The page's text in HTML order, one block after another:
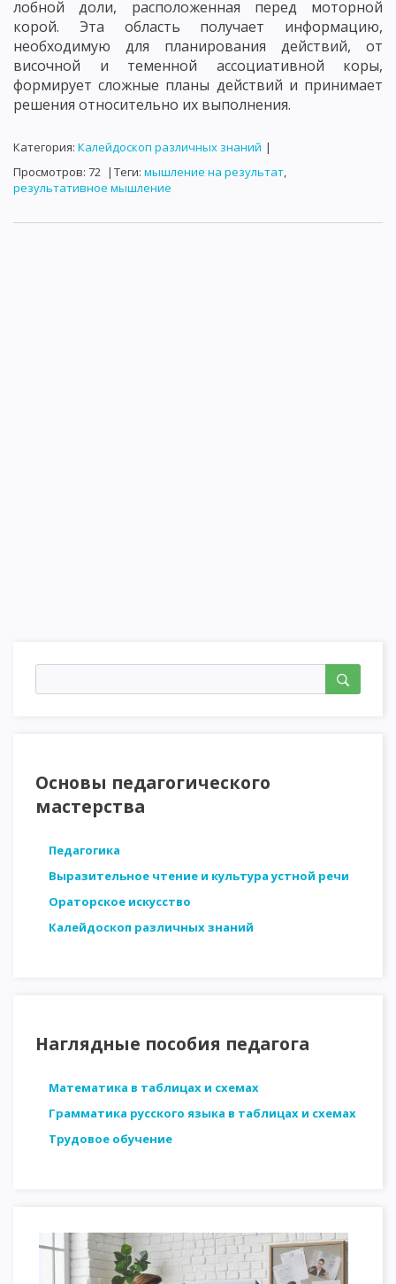
Основы педагогического
мастерства
Педагогика
Выразительное чтение и культура устной речи
Ораторское искусство
Калейдоскоп различных знаний
Наглядные пособия педагога
Математика в таблицах и схемах
Грамматика русского языка в таблицах и схемах
Трудовое обучение
лобной доли, расположенная перед моторной
корой. Эта область получает информацию,
необходимую для планирования действий, от
височной и теменной ассоциативной коры,
формирует сложные планы действий и принимает
решения относительно их выполнения.
Категория: Калейдоскоп различных знаний |
Просмотров: 72 | Теги: мышление на результат,
результативное мышление